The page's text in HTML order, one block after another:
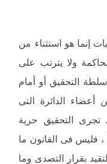
إنما هو استثناء من
ولا يترتب على
التحقيق أو أمام
أعضاء الدائرة التى
تجرى التحقيق حرية
فليس فى القانون ما
بقرار التصدى وما